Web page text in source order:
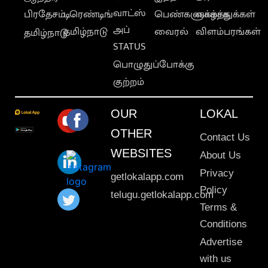
பிரதேசம்
தமிழ்நாடு
டிரெண்டிங்
தமிழ்நாடு
வாட்ஸ்
அப்
STATUS
பொழுதுப்போக்கு
குற்றம்
பெண்களுக்காக
வைரல்
வாழ்த்துக்கள்
விளம்பரங்கள்
OUR
OTHER
WEBSITES
getlokalapp.com
telugu.getlokalapp.com
LOKAL
Contact Us
About Us
Privacy
Policy
Terms &
Conditions
Advertise
with us